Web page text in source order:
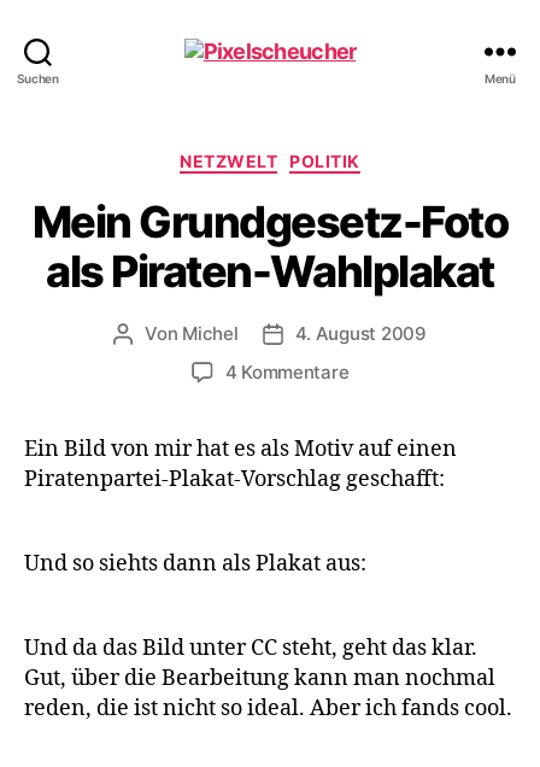
Suchen Menü
Kategorien
NETZWELT POLITIK
Mein Grundgesetz-Foto
als Piraten-Wahlplakat
Beitragsautor
Von Michel Veröffentlichungsdatum
4. August 2009
4 Kommentarezu
Foto
als
Ein Bild von mir hat es als Motiv auf einen
Piratenpartei-Plakat-Vorschlag geschafft:
Und so siehts dann als Plakat aus:
Und da das Bild unter CC steht, geht das klar.
Gut, über die Bearbeitung kann man nochmal
reden, die ist nicht so ideal. Aber ich fands cool.